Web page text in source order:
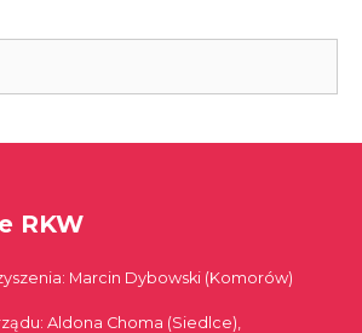
RKW
Marcin Dybowski (Komorów)
Aldona Choma (Siedlce),